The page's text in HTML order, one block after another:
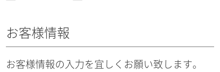
お客様情報
お客様情報の入力を宜しくお願い致します。